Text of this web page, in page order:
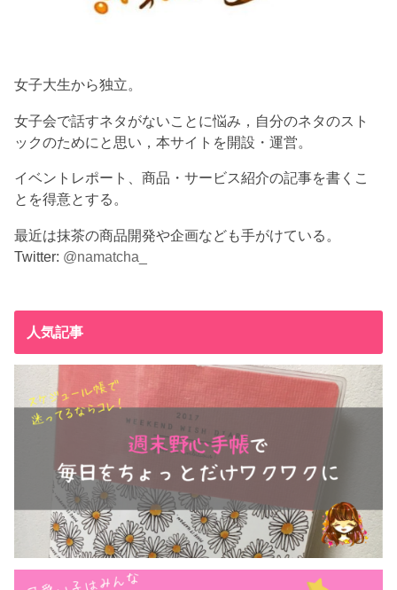
女子大生から独立。
女子会で話すネタがないことに悩み，自分のネタのスト
ックのためにと思い，本サイトを開設・運営。
イベントレポート、商品・サービス紹介の記事を書くこ
とを得意とする。
最近は抹茶の商品開発や企画なども手がけている。
Twitter: @namatcha_
人気記事